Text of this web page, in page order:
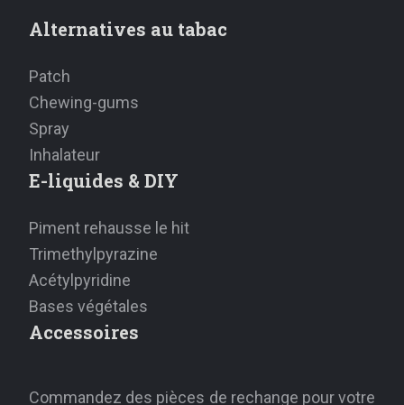
Alternatives au tabac
Patch
Chewing-gums
Spray
Inhalateur
E-liquides & DIY
Piment rehausse le hit
Trimethylpyrazine
Acétylpyridine
Bases végétales
Accessoires
Commandez des pièces de rechange pour votre